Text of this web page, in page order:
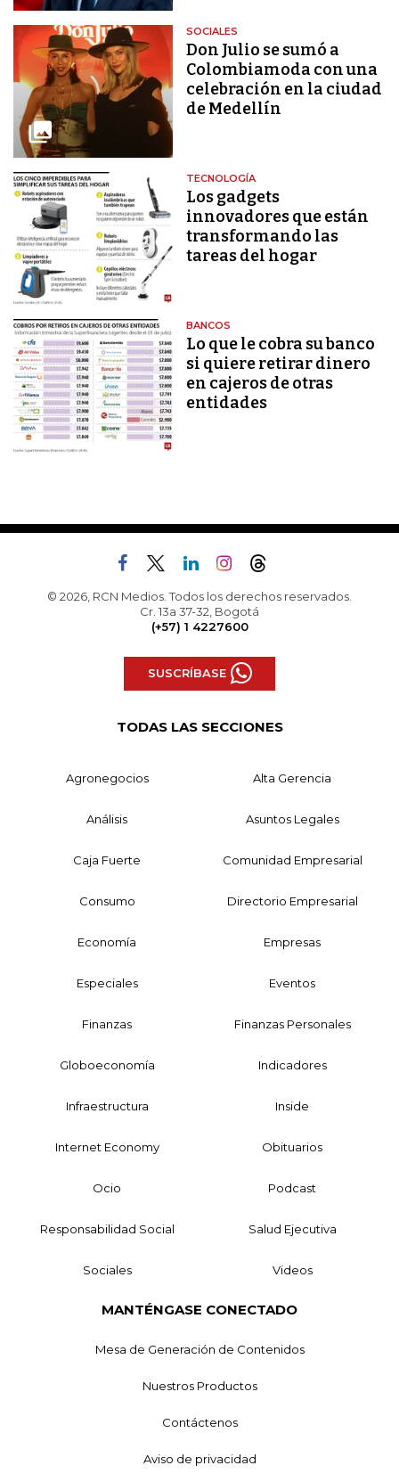
SOCIALES
Don Julio se sumó a
Colombiamoda con una
celebración en la ciudad
de Medellín
TECNOLOGÍA
Los gadgets
innovadores que están
transformando las
tareas del hogar
BANCOS
Lo que le cobra su banco
si quiere retirar dinero
en cajeros de otras
entidades
© 2026, RCN Medios. Todos los derechos reservados.
Cr. 13a 37-32, Bogotá
(+57) 1 4227600
SUSCRÍBASE
TODAS LAS SECCIONES
Agronegocios Alta Gerencia
Análisis Asuntos Legales
Caja Fuerte Comunidad Empresarial
Consumo Directorio Empresarial
Economía Empresas
Especiales Eventos
Finanzas Finanzas Personales
Globoeconomía Indicadores
Infraestructura Inside
Internet Economy Obituarios
Ocio Podcast
Responsabilidad Social Salud Ejecutiva
Sociales Videos
MANTÉNGASE CONECTADO
Mesa de Generación de Contenidos
Nuestros Productos
Contáctenos
Aviso de privacidad